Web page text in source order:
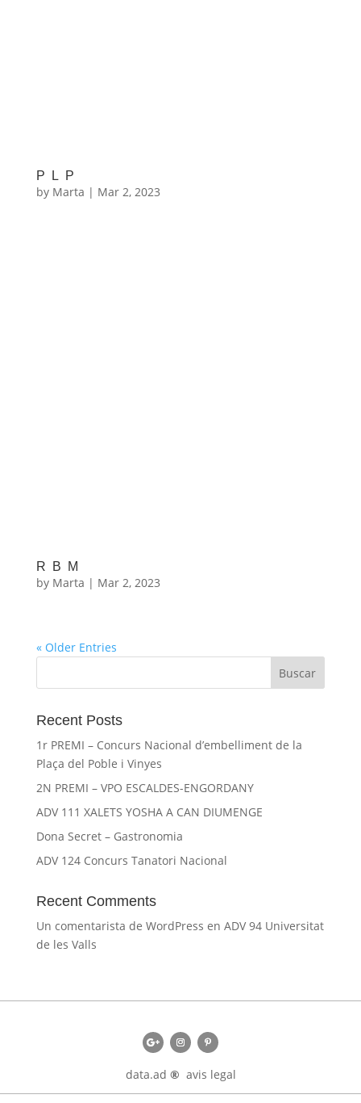
PLP
by Marta | Mar 2, 2023
RBM
by Marta | Mar 2, 2023
« Older Entries
Recent Posts
1r PREMI – Concurs Nacional d’embelliment de la
Plaça del Poble i Vinyes
2N PREMI – VPO ESCALDES-ENGORDANY
ADV 111 XALETS YOSHA A CAN DIUMENGE
Dona Secret – Gastronomia
ADV 124 Concurs Tanatori Nacional
Recent Comments
Un comentarista de WordPress en ADV 94 Universitat
de les Valls
data.ad ® avis legal